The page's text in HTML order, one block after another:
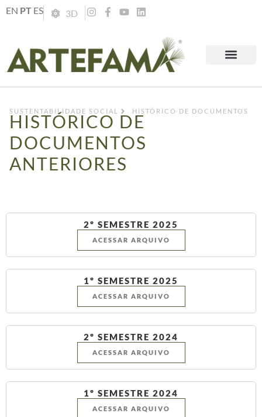
EN PT ES 3D
SUSTENTABILIDADE SOCIAL HISTÓRICO DE DOCUMENTOS
HISTÓRICO DE
DOCUMENTOS
ANTERIORES
2º SEMESTRE 2025
ACESSAR ARQUIVO
1º SEMESTRE 2025
ACESSAR ARQUIVO
2º SEMESTRE 2024
ACESSAR ARQUIVO
1º SEMESTRE 2024
ACESSAR ARQUIVO